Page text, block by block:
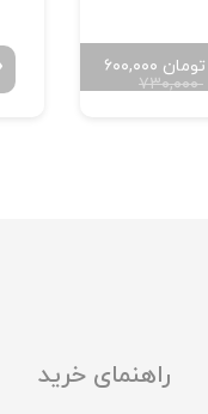
۷۳۰,۰۰۰
۶۰۰,۰۰۰ تومان
راهنمای خرید